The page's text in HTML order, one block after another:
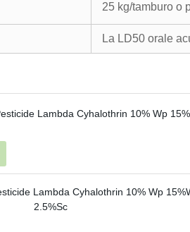
25 kg/tamburo o
La LD50 orale